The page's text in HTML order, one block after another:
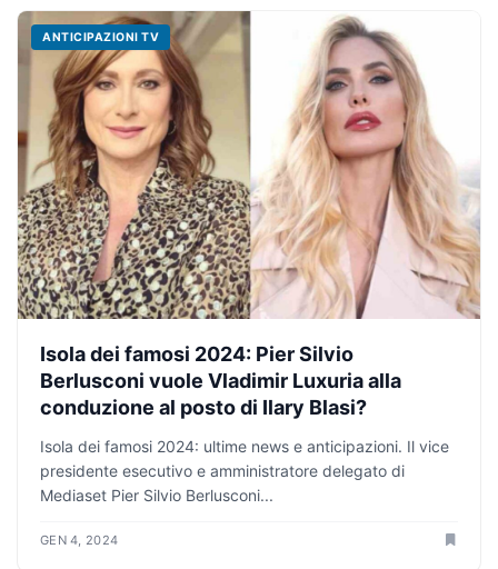
ANTICIPAZIONI TV
Isola dei famosi 2024: Pier Silvio
Berlusconi vuole Vladimir Luxuria alla
conduzione al posto di Ilary Blasi?
Isola dei famosi 2024: ultime news e anticipazioni. Il vice
presidente esecutivo e amministratore delegato di
Mediaset Pier Silvio Berlusconi...
GEN 4, 2024